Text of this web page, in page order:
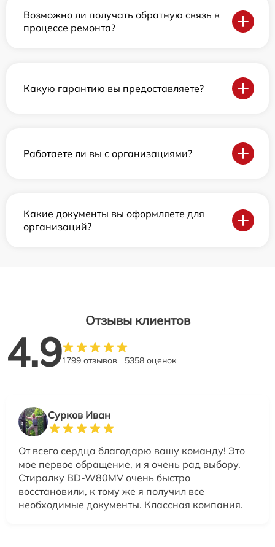
Возможно ли получать обратную связь в
процессе ремонта?
Какую гарантию вы предоставляете?
Работаете ли вы с организациями?
Какие документы вы оформляете для
организаций?
Отзывы клиентов
4.91799 отзывов 5358 оценок
Сурков Иван
От всего сердца благодарю вашу команду! Это
мое первое обращение, и я очень рад выбору.
Стиралку BD-W80MV очень быстро
восстановили, к тому же я получил все
необходимые документы. Классная компания.